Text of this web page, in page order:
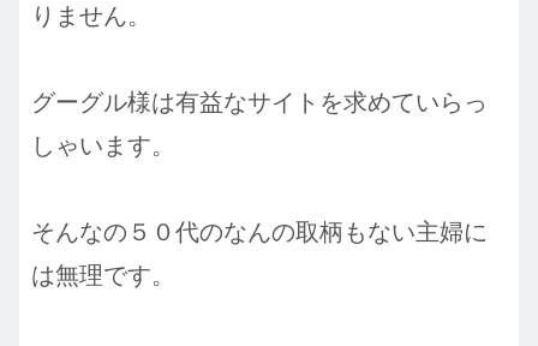
りません。
グーグル様は有益なサイトを求めていらっ
しゃいます。
そんなの５０代のなんの取柄もない主婦に
は無理です。